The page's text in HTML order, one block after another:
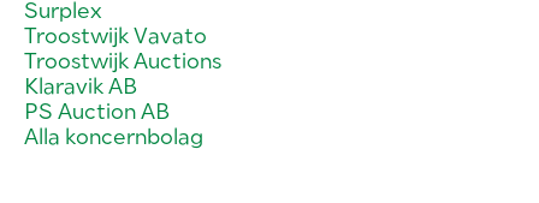
Surplex
Troostwijk Vavato
Troostwijk Auctions
Klaravik AB
PS Auction AB
Alla koncernbolag